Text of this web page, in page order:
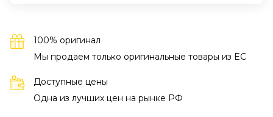
100% оригинал
Мы продаем только оригинальные товары из EC
Доступные цены
Одна из лучших цен на рынке РФ